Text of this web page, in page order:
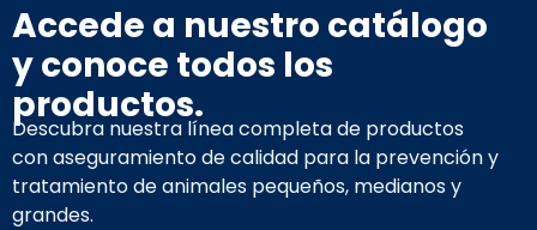
Accede a nuestro catálogo
y conoce todos los
productos.
Descubra nuestra línea completa de productos
con aseguramiento de calidad para la prevención y
tratamiento de animales pequeños, medianos y
grandes.